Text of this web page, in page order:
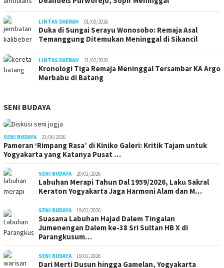
LINTAS DAERAH 01/05/2026
Duka di Sungai Serayu Wonosobo: Remaja Asal
Temanggung Ditemukan Meninggal di Sikancil
LINTAS DAERAH 21/02/2026
Kronologi Tiga Remaja Meninggal Tersambar KA Argo
Merbabu di Batang
SENI BUDAYA
SENI BUDAYA 21/06/2026
Pameran ‘Rimpang Rasa’ di Kiniko Galeri: Kritik Tajam untuk
Yogyakarta yang Katanya Pusat …
SENI BUDAYA 20/01/2026
Labuhan Merapi Tahun Dal 1959/2026, Laku Sakral
Keraton Yogyakarta Jaga Harmoni Alam dan M…
SENI BUDAYA 19/01/2026
Suasana Labuhan Hajad Dalem Tingalan
Jumenengan Dalem ke-38 Sri Sultan HB X di
Parangkusum…
SENI BUDAYA 19/01/2026
Dari Merti Dusun hingga Gamelan, Yogyakarta